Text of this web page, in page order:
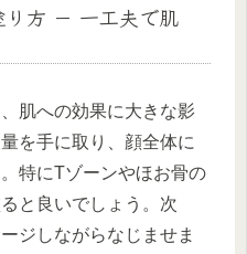
方 － 一工夫で肌
肌への効果に大きな影
を手に取り、顔全体に
特にTゾーンやほお骨の
と良いでしょう。次
ジしながらなじませま